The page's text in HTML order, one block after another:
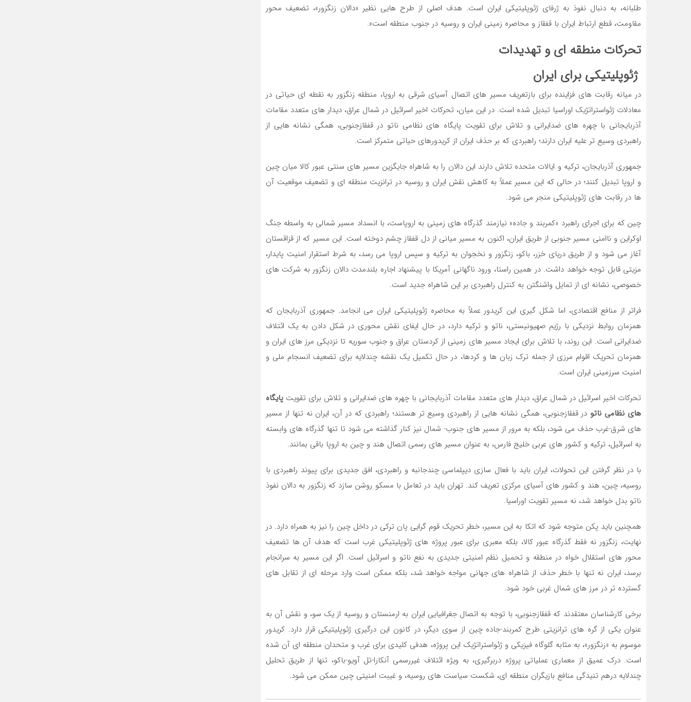
طلبانه، به دنبال نفوذ به ژرفای ژئوپلیتیکی ایران است. هدف اصلی از طرح هایی نظیر «دالان زنگزور»، تضعیف محور
مقاومت، قطع ارتباط ایران با قفقاز و محاصره زمینی ایران و روسیه در جنوب منطقه است».
تحرکات منطقه ای و تهدیدات
ژئوپلیتیکی برای ایران
در میانه رقابت های فزاینده برای بازتعریف مسیر های اتصال آسیای شرقی به اروپا، منطقه زنگزور به نقطه ای حیاتی در
معادلات ژئواستراتژیک اوراسیا تبدیل شده است. در این میان، تحرکات اخیر اسرائیل در شمال عراق، دیدار های متعدد مقامات
آذربایجانی با چهره های ضدایرانی و تلاش برای تقویت پایگاه های نظامی ناتو در قفقازجنوبی، همگی نشانه هایی از
راهبردی وسیع تر علیه ایران دارند؛ راهبردی که بر حذف ایران از کریدورهای حیاتی متمرکز است.
جمهوری آذربایجان، ترکیه و ایالات متحده تلاش دارند این دالان را به شاهراه جایگزین مسیر های سنتی عبور کالا میان چین
و اروپا تبدیل کنند؛ در حالی که این مسیر عملاً به کاهش نقش ایران و روسیه در ترانزیت منطقه ای و تضعیف موقعیت آن
ها در رقابت های ژئوپلیتیکی منجر می شود.
چین که برای اجرای راهبرد «کمربند و جاده» نیازمند گذرگاه های زمینی به اروپاست، با انسداد مسیر شمالی به واسطه جنگ
اوکراین و ناامنی مسیر جنوبی از طریق ایران، اکنون به مسیر میانی از دل قفقاز چشم دوخته است. این مسیر که از قزاقستان
آغاز می شود و از طریق دریای خزر، باکو، زنگزور و نخجوان به ترکیه و سپس اروپا می رسد، به شرط استقرار امنیت پایدار،
مزیتی قابل توجه خواهد داشت. در همین راستا، ورود ناگهانی آمریکا با پیشنهاد اجاره بلندمدت دالان زنگزور به شرکت های
خصوصی، نشانه ای از تمایل واشنگتن به کنترل راهبردی بر این شاهراه جدید است.
فراتر از منافع اقتصادی، اما شکل گیری این کریدور عملاً به محاصره ژئوپلیتیکی ایران می انجامد. جمهوری آذربایجان که
همزمان روابط نزدیکی با رژیم صهیونیستی، ناتو و ترکیه دارد، در حال ایفای نقش محوری در شکل دادن به یک ائتلاف
ضدایرانی است. این روند، با تلاش برای ایجاد مسیر های زمینی از کردستان عراق و جنوب سوریه تا نزدیکی مرز های ایران و
همزمان تحریک اقوام مرزی از جمله ترک زبان ها و کردها، در حال تکمیل یک نقشه چندلایه برای تضعیف انسجام ملی و
امنیت سرزمینی ایران است.
تحرکات اخیر اسرائیل در شمال عراق، دیدار های متعدد مقامات آذربایجانی با چهره های ضدایرانی و تلاش برای تقویت پایگاه
های نظامی ناتو در قفقازجنوبی، همگی نشانه هایی از راهبردی وسیع تر هستند؛ راهبردی که در آن، ایران نه تنها از مسیر
های شرق-غرب حذف می شود، بلکه به مرور از مسیر های جنوب- شمال نیز کنار گذاشته می شود تا تنها گذرگاه های وابسته
به اسرائیل، ترکیه و کشور های عربی خلیج فارس، به عنوان مسیر های رسمی اتصال هند و چین به اروپا باقی بمانند.
با در نظر گرفتن این تحولات، ایران باید با فعال سازی دیپلماسی چندجانبه و راهبردی، افق جدیدی برای پیوند راهبردی با
روسیه، چین، هند و کشور های آسیای مرکزی تعریف کند. تهران باید در تعامل با مسکو روشن سازد که زنگزور به دالان نفوذ
ناتو بدل خواهد شد، نه مسیر تقویت اوراسیا.
همچنین باید پکن متوجه شود که اتکا به این مسیر، خطر تحریک قوم گرایی پان ترکی در داخل چین را نیز به همراه دارد. در
نهایت، زنگزور نه فقط گذرگاه عبور کالا، بلکه معبری برای عبور پروژه های ژئوپلیتیکی غرب است که هدف آن ها تضعیف
محور های استقلال خواه در منطقه و تحمیل نظم امنیتی جدیدی به نفع ناتو و اسرائیل است. اگر این مسیر به سرانجام
برسد، ایران نه تنها با خطر حذف از شاهراه های جهانی مواجه خواهد شد، بلکه ممکن است وارد مرحله ای از تقابل های
گسترده تر در مرز های شمال غربی خود شود.
برخی کارشناسان معتقدند که قفقازجنوبی، با توجه به اتصال جغرافیایی ایران به ارمنستان و روسیه از یک سو، و نقش آن به
عنوان یکی از گره های ترانزیتی طرح کمربند-جاده چین از سوی دیگر، در کانون این درگیری ژئوپلیتیکی قرار دارد. کریدور
موسوم به «زنگزور»، به مثابه گلوگاه فیزیکی و ژئواستراتژیک این پروژه، هدفی کلیدی برای غرب و متحدان منطقه ای آن شده
است. درک عمیق از معماری عملیاتی پروژه دربرگیری، به ویژه ائتلاف غیررسمی آنکارا-تل آویو-باکو، تنها از طریق تحلیل
چندلایه درهم تنیدگی منافع بازیگران منطقه ای، شکست سیاست های روسیه، و غیبت امنیتی چین ممکن می شود.